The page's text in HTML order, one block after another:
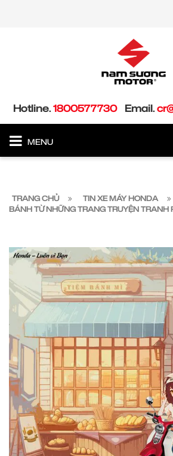
Hotline.1800577730 Email.
MENU
TRANG CHỦ TIN XE MÁY HONDA
BÁNH TỪ NHỮNG TRANG TRUYỆN TRANH